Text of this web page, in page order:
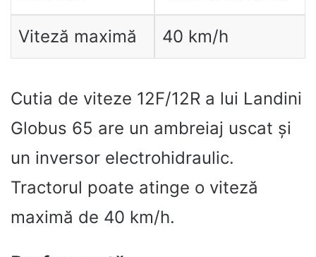
Viteză maximă 40 km/h
Cutia de viteze 12F/12R a lui Landini
Globus 65 are un ambreiaj uscat și
un inversor electrohidraulic.
Tractorul poate atinge o viteză
maximă de 40 km/h.